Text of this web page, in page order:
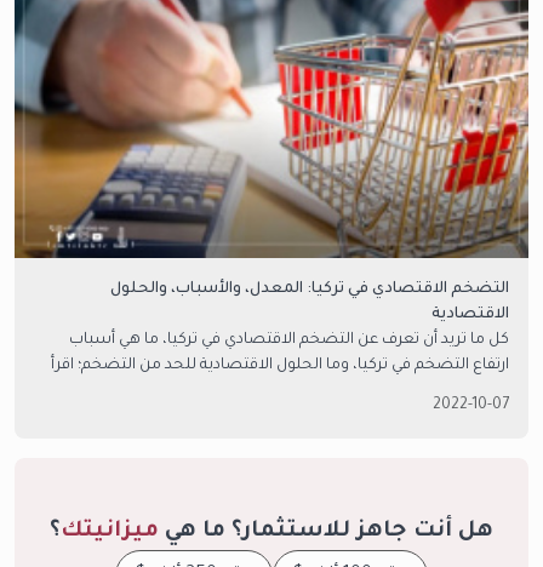
التضخم الاقتصادي في تركيا: المعدل، والأسباب، والحلول
الاقتصادية
كل ما تريد أن تعرف عن التضخم الاقتصادي في تركيا، ما هي أسباب
ارتفاع التضخم في تركيا، وما الحلول الاقتصادية للحد من التضخم؛ اقرأ
2022-10-07
هل أنت جاهز للاستثمار؟ ما هي ميزانيتك ؟